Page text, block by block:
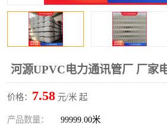
河源UPVC电力通讯管厂 厂家
价格： 7.58 元/米 起
产品数量： 99999.00米